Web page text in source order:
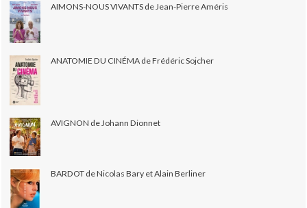
AIMONS-NOUS VIVANTS de Jean-Pierre Améris
ANATOMIE DU CINÉMA de Frédéric Sojcher
AVIGNON de Johann Dionnet
BARDOT de Nicolas Bary et Alain Berliner